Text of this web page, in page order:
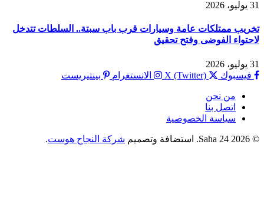
31 يوليو، 2026
تخريب ممتلكات عامة وسيارات قرب باب سبتة.. السلطات تتدخل
لاحتواء الفوضى وفتح تحقيق
31 يوليو، 2026
فيسبوك
X (Twitter) الانستغرام بينتيريست
من نحن
اتصل بنا
سياسة الخصوصية
© 2026 Saha 24. استضافة وتصميم شركة النجاح هوست.